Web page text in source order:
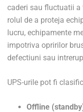
caderi sau fluctuatii a
rolul de a proteja
lucru, echipamente
impotriva opririlor
defectiuni sau
UPS-urile pot fi
Offline